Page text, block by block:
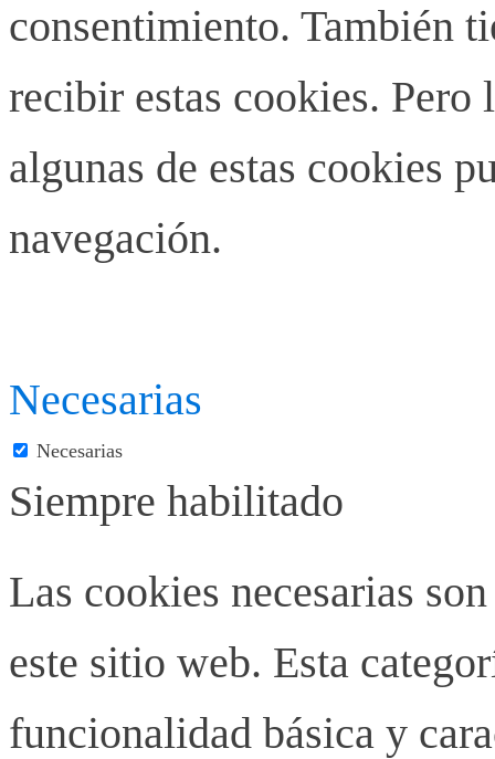
consentimiento. También
recibir estas cookies.
algunas de estas cookies
navegación.
Necesarias
Necesarias
Siempre habilitado
Las cookies necesarias
este sitio web. Esta
funcionalidad básica y